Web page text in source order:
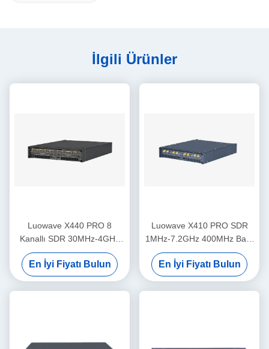
İlgili Ürünler
Luowave X440 PRO 8
Kanallı SDR 30MHz-4GHz
1.6GHz Bant Genişliği USRP
En İyi Fiyatı Bulun
Luowave X410 PRO SDR
1MHz-7.2GHz 400MHz Bant
Genişliği 4 Kanal
En İyi Fiyatı Bulun